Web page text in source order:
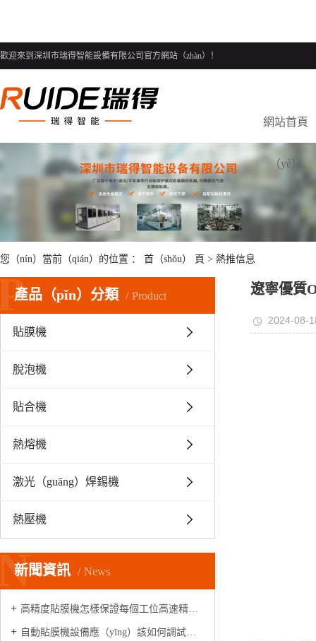
歡迎來到深圳市瑞得智能設備有限公司官方網站（zhàn）！
網站首頁
（yè）
您（nín）當前（qián）的位置 ： 首（shǒu） 頁 > 熱推信息
產品（pǐn）分類 Product
貼膜機
脫泡機
貼合機
熱熔機
激光（guāng）焊錫機
熱壓機
新聞資訊 News
高精度貼膜機怎樣保證每個工位高速精準（zhǔn）出膜的
自動貼膜機設備應（yīng）該如何調試操作呢？
遼寧優質
2024-08-